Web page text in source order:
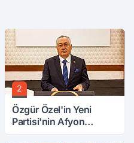
2
Özgür Özel'in Yeni
Partisi'nin Afyon